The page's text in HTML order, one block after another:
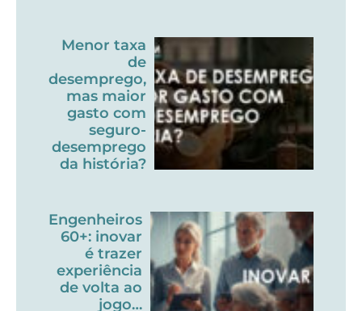
Menor taxa
de
desemprego,
mas maior
gasto com
seguro-
desemprego
da história?
Engenheiros
60+: inovar
é trazer
experiência
de volta ao
jogo…